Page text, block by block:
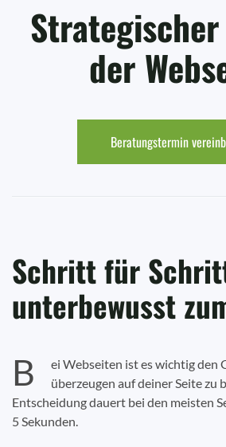
der
Beratungstermin
Schritt für
unterbewusst
B
ei Webseiten ist es wichtig den
überzeugen auf deiner Seite zu
Entscheidung dauert bei den meisten
5 Sekunden.